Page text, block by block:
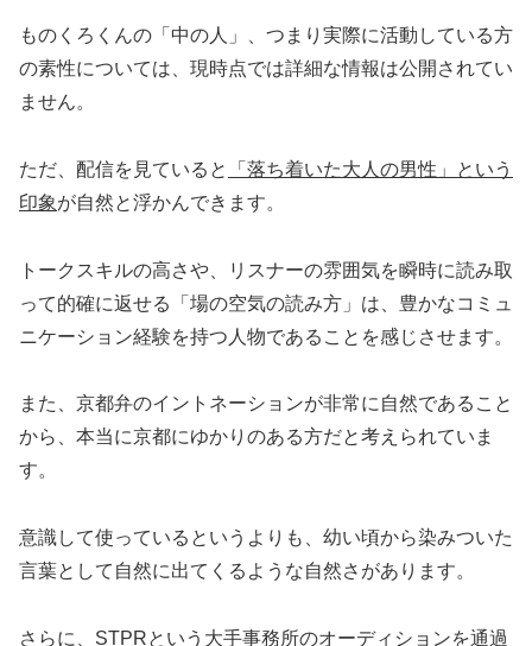
ものくろくんの「中の人」、つまり実際に活動している方
の素性については、現時点では詳細な情報は公開されてい
ません。
ただ、配信を見ていると
「落ち着いた大人の男性」という
印象が自然と浮かんできます。
トークスキルの高さや、リスナーの雰囲気を瞬時に読み取
って的確に返せる「場の空気の読み方」は、豊かなコミュ
ニケーション経験を持つ人物であることを感じさせます。
また、京都弁のイントネーションが非常に自然であること
から、本当に京都にゆかりのある方だと考えられていま
す。
意識して使っているというよりも、幼い頃から染みついた
言葉として自然に出てくるような自然さがあります。
さらに、STPRという大手事務所のオーディションを通過